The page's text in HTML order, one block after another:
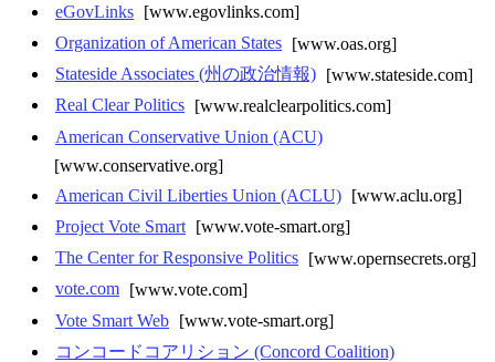
eGovLinks [www.egovlinks.com]
Organization of American States [www.oas.org]
Stateside Associates (州の政治情報) [www.stateside.com]
Real Clear Politics [www.realclearpolitics.com]
American Conservative Union (ACU)
[www.conservative.org]
American Civil Liberties Union (ACLU) [www.aclu.org]
Project Vote Smart [www.vote-smart.org]
The Center for Responsive Politics [www.opernsecrets.org]
vote.com [www.vote.com]
Vote Smart Web [www.vote-smart.org]
コンコードコアリション (Concord Coalition)